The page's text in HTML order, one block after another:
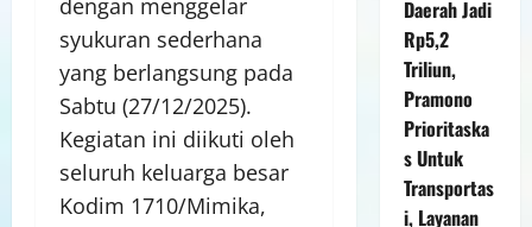
dengan menggelar
syukuran sederhana
yang berlangsung pada
Sabtu (27/12/2025).
Kegiatan ini diikuti oleh
seluruh keluarga besar
Kodim 1710/Mimika,
Daerah Jadi
Rp5,2
Triliun,
Pramono
Prioritaska
s Untuk
Transportas
i, Layanan